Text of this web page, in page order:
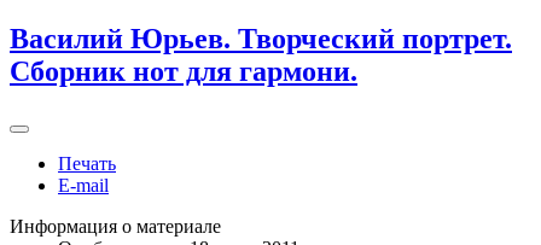
Василий Юрьев. Творческий портрет.
Сборник нот для гармони.
Печать
E-mail
Информация о материале